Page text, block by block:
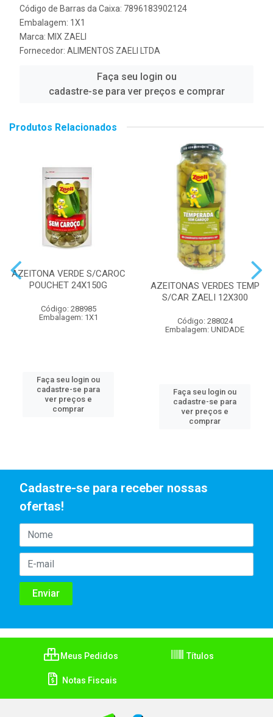
Código de Barras da Caixa: 7896183902124
Embalagem: 1X1
Marca: MIX ZAELI
Fornecedor: ALIMENTOS ZAELI LTDA
Faça seu login ou
cadastre-se para ver preços e comprar
Produtos Relacionados
AZEITONA VERDE S/CAROC
POUCHET 24X150G
Código: 288985
Embalagem: 1X1
Faça seu login ou
cadastre-se para
ver preços e
comprar
AZEITONAS VERDES TEMP
S/CAR ZAELI 12X300
Código: 288024
Embalagem: UNIDADE
Faça seu login ou
cadastre-se para
ver preços e
comprar
Cadastre-se para receber nossas
ofertas!
Meus Pedidos Títulos
Notas Fiscais